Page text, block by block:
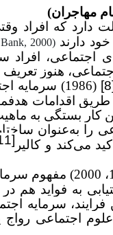
مهاجران)
دارد که افراد
دارند (
2000
اجتماعی،
هنوز
(1986) سرمایه اجتماعی را یک صفت افراد در بستر و شرایط اجتماعی می
طریق اقدامات
کار بستگی به
کند و کالیر
(1998، 2000)
به فواید
سرمایه
اجتماعی رواج